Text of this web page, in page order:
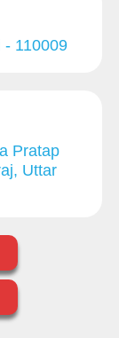
- 110009
Pratap
Uttar